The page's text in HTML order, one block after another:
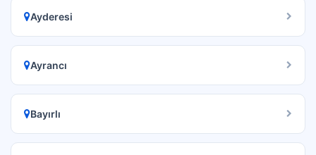
Ayderesi
Ayrancı
Bayırlı